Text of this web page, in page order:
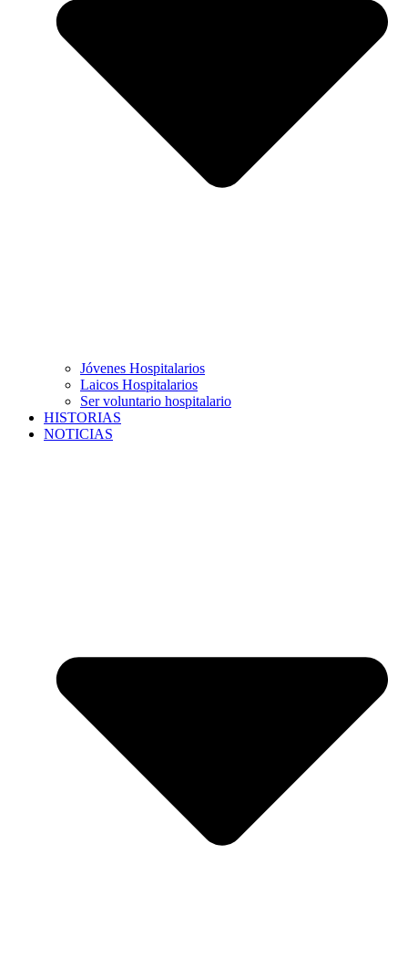
Jóvenes Hospitalarios
Laicos Hospitalarios
Ser voluntario hospitalario
HISTORIAS
NOTICIAS